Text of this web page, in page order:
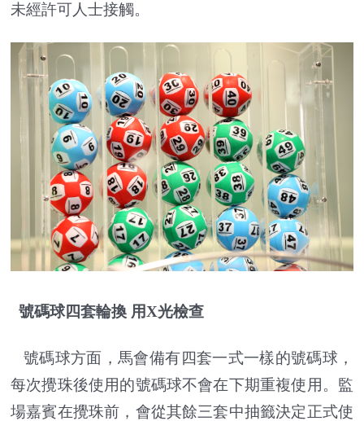
未經許可人士接觸。
號碼球四套輪換 用X光檢查
號碼球方面，馬會備有四套一式一樣的號碼球，
每次攪珠後使用的號碼球不會在下期重複使用。監
場嘉賓在攪珠前，會從其餘三套中抽籤決定正式使